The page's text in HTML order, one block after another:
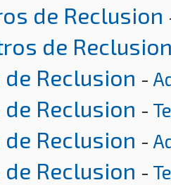
de Reclusion
de
de Reclusion -
de Reclusion -
de Reclusion -
de Reclusion -